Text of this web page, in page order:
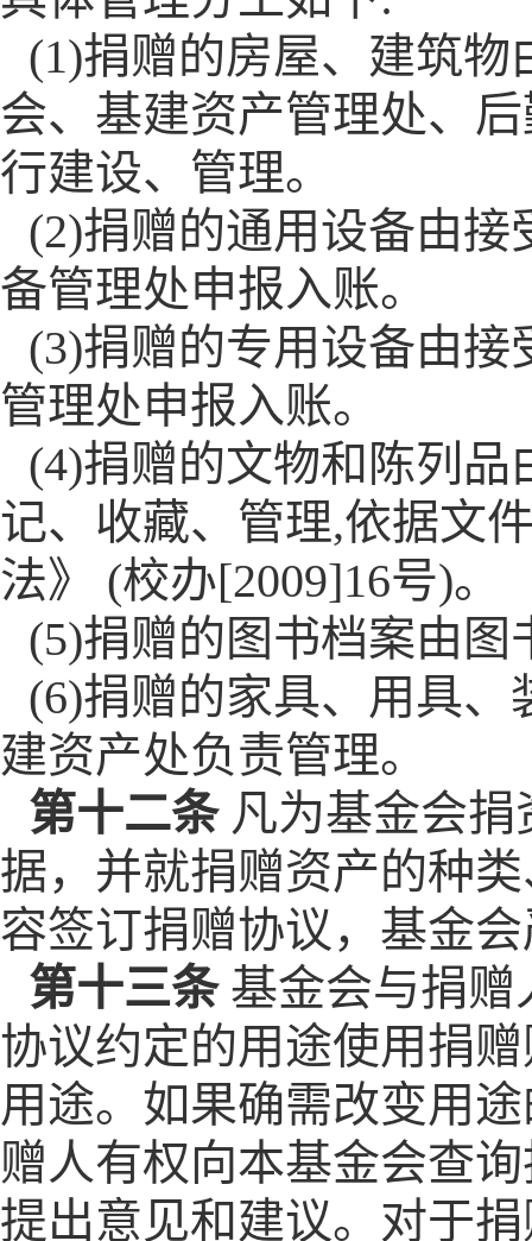
(1)捐赠的房屋、建筑
会、基建资产管理处、
行建设、管理。
(2)捐赠的通用设备由
备管理处申报入账。
(3)捐赠的专用设备由
管理处申报入账。
(4)捐赠的文物和陈列
记、收藏、管理,依据文
法》 (校办[2009]16号)。
(5)捐赠的图书档案由图
(6)捐赠的家具、用具
建资产处负责管理。
第十二条凡为基金会捐
据，并就捐赠资产的种
容签订捐赠协议，基金
第十三条基金会与捐赠
协议约定的用途使用捐
用途。如果确需改变用
赠人有权向本基金会查
提出意见和建议。对于